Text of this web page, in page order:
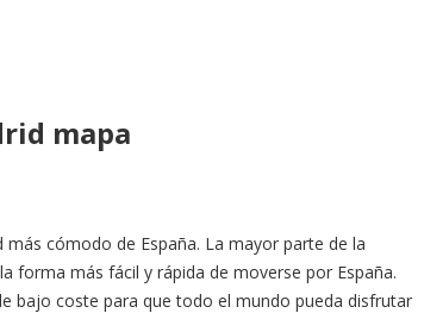
mapa
cómodo de España. La mayor parte de la
forma más fácil y rápida de moverse por España.
bajo coste para que todo el mundo pueda disfrutar